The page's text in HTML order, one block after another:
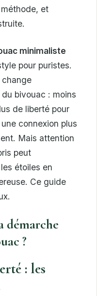
et
minimaliste
pour puristes.
change
bivouac : moins
de liberté pour
connexion plus
Mais attention
peut
étoiles en
Ce guide
démarche
?
: les